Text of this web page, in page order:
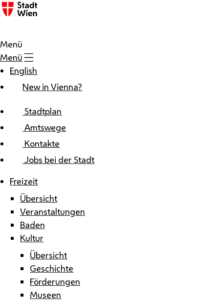
Zum Inhalt
Menü
Menü
English
New in Vienna?
Stadtplan
Amtswege
Kontakte
Jobs bei der Stadt
Freizeit
Übersicht
Veranstaltungen
Baden
Kultur
Übersicht
Geschichte
Förderungen
Museen